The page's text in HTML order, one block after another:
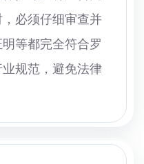
必须仔细审查并
等都完全符合罗
规范，避免法律